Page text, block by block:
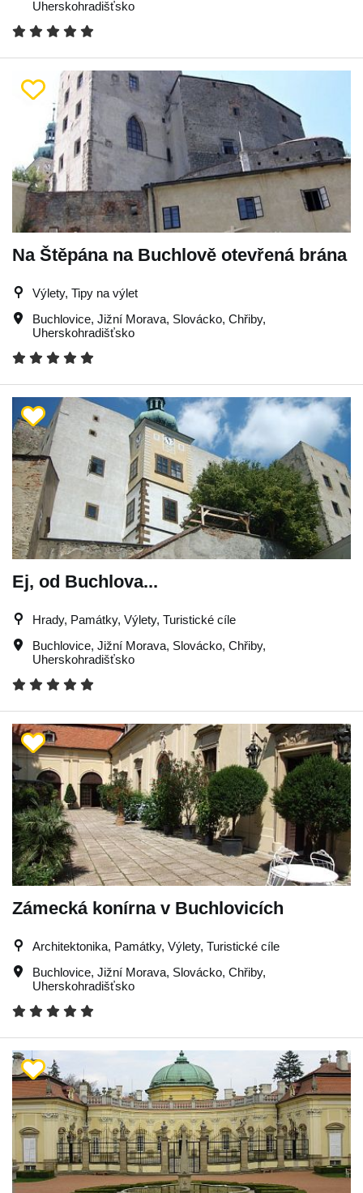
Uherskohradišťsko
Na Štěpána na Buchlově otevřená brána
Výlety, Tipy na výlet
Buchlovice, Jižní Morava, Slovácko, Chřiby,
Uherskohradišťsko
Ej, od Buchlova...
Hrady, Památky, Výlety, Turistické cíle
Buchlovice, Jižní Morava, Slovácko, Chřiby,
Uherskohradišťsko
Zámecká konírna v Buchlovicích
Architektonika, Památky, Výlety, Turistické cíle
Buchlovice, Jižní Morava, Slovácko, Chřiby,
Uherskohradišťsko